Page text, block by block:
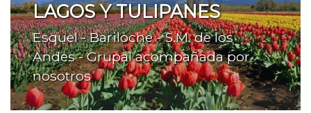
LAGOS Y TULIPANES
Esquel - Bariloche - S.M. de los
Andes - Grupal acompañada por
nosotros